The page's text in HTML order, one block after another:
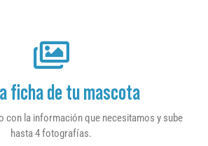
ficha de tu mascota
con la información que necesitamos y sube
hasta 4 fotografías.